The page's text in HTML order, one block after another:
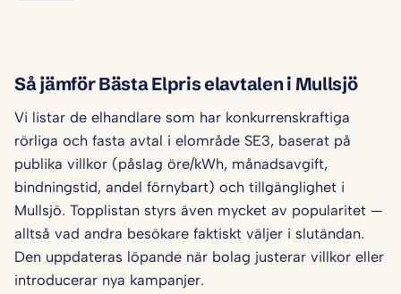
Så jämför Bästa Elpris elavtalen i Mullsjö
Vi listar de elhandlare som har konkurrenskraftiga
rörliga och fasta avtal i elområde SE3, baserat på
publika villkor (påslag öre/kWh, månadsavgift,
bindningstid, andel förnybart) och tillgänglighet i
Mullsjö. Topplistan styrs även mycket av popularitet —
alltså vad andra besökare faktiskt väljer i slutändan.
Den uppdateras löpande när bolag justerar villkor eller
introducerar nya kampanjer.